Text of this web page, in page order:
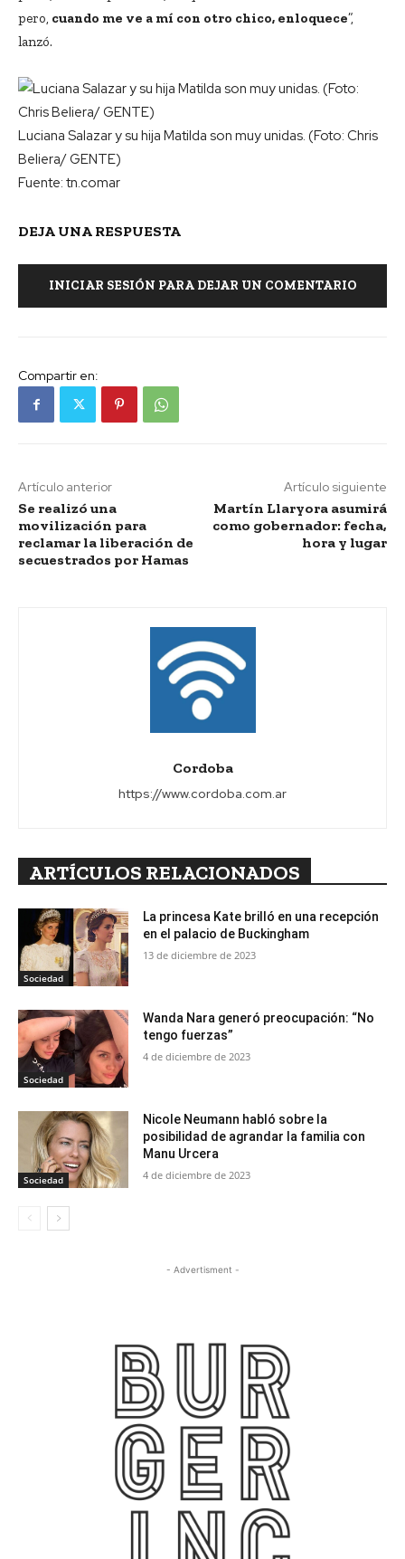
pero, cuando me ve a mí con otro chico, enloquece”,
lanzó.
Luciana Salazar y su hija Matilda son muy unidas. (Foto: Chris
Beliera/ GENTE)
Fuente: tn.comar
DEJA UNA RESPUESTA
INICIAR SESIÓN PARA DEJAR UN COMENTARIO
Compartir en:
Artículo anterior
Se realizó una
movilización para
reclamar la liberación de
secuestrados por Hamas
Artículo siguiente
Martín Llaryora asumirá
como gobernador: fecha,
hora y lugar
Cordoba
https://www.cordoba.com.ar
ARTÍCULOS RELACIONADOS
Sociedad
La princesa Kate brilló en una recepción
en el palacio de Buckingham
13 de diciembre de 2023
Sociedad
Wanda Nara generó preocupación: “No
tengo fuerzas”
4 de diciembre de 2023
Sociedad
Nicole Neumann habló sobre la
posibilidad de agrandar la familia con
Manu Urcera
4 de diciembre de 2023
- Advertisment -